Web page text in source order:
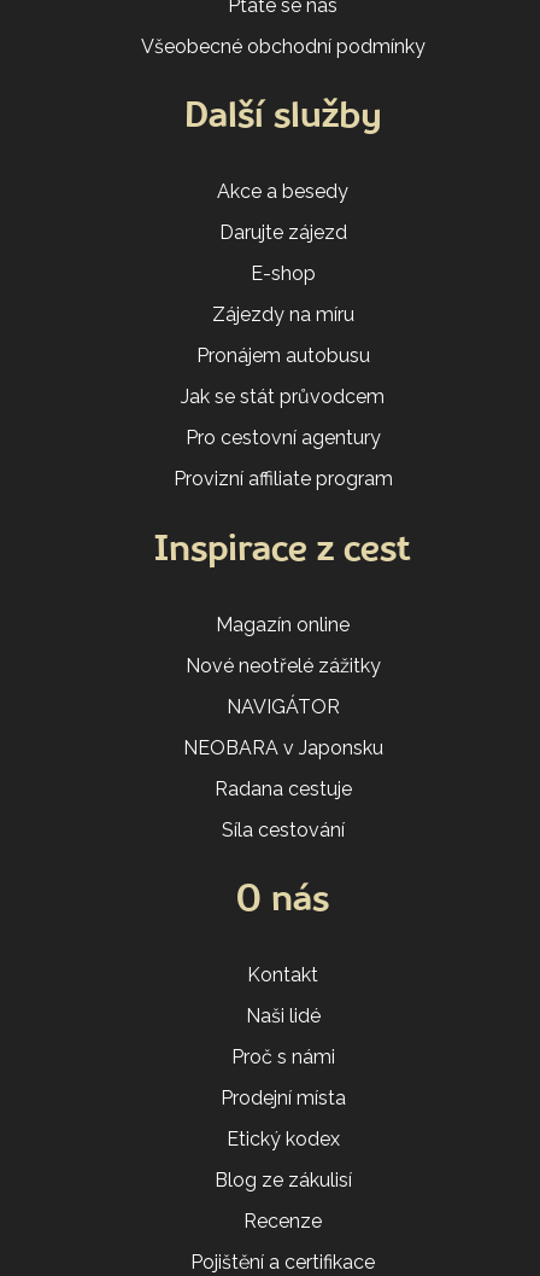
Ptáte se nás
Všeobecné obchodní podmínky
Další služby
Akce a besedy
Darujte zájezd
E-shop
Zájezdy na míru
Pronájem autobusu
Jak se stát průvodcem
Pro cestovní agentury
Provizní affiliate program
Inspirace z cest
Magazín online
Nové neotřelé zážitky
NAVIGÁTOR
NEOBARA v Japonsku
Radana cestuje
Síla cestování
O nás
Kontakt
Naši lidé
Proč s námi
Prodejní místa
Etický kodex
Blog ze zákulisí
Recenze
Pojištění a certifikace